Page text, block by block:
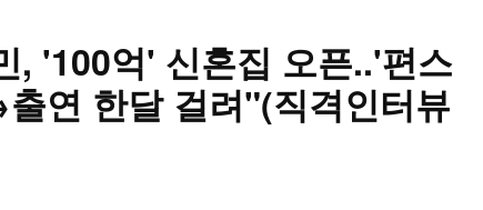
, '100억' 신혼집 오픈..'편스
연 한달 걸려"(직격인터뷰